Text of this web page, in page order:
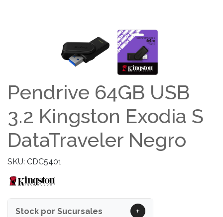
Pendrive 64GB USB
3.2 Kingston Exodia S
DataTraveler Negro
SKU: CDC5401
Stock por Sucursales +